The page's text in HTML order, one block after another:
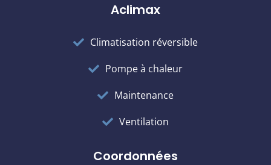
Aclimax
Climatisation réversible
Pompe à chaleur
Maintenance
Ventilation
Coordonnées